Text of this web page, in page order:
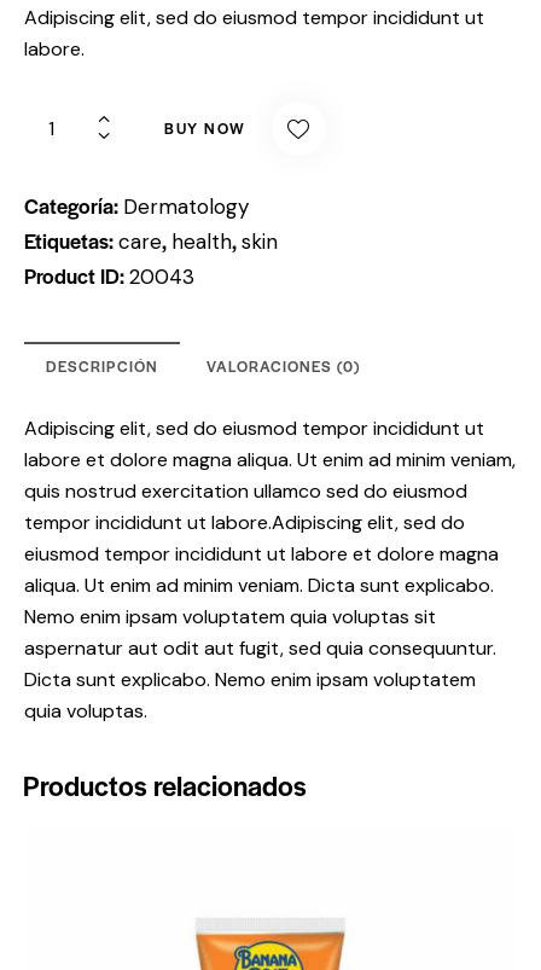
Adipiscing elit, sed do eiusmod tempor incididunt ut
labore.
BUY NOW
Categoría: Dermatology
Etiquetas:care, health,skin
Product ID:20043
DESCRIPCIÓN VALORACIONES (0)
Adipiscing elit, sed do eiusmod tempor incididunt ut
labore et dolore magna aliqua. Ut enim ad minim veniam,
quis nostrud exercitation ullamco sed do eiusmod
tempor incididunt ut labore.Adipiscing elit, sed do
eiusmod tempor incididunt ut labore et dolore magna
aliqua. Ut enim ad minim veniam. Dicta sunt explicabo.
Nemo enim ipsam voluptatem quia voluptas sit
aspernatur aut odit aut fugit, sed quia consequuntur.
Dicta sunt explicabo. Nemo enim ipsam voluptatem
quia voluptas.
Productos relacionados